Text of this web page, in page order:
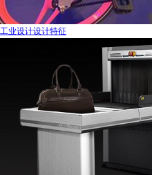
工业设计设计特征